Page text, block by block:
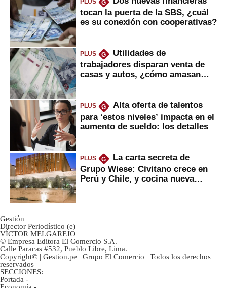
PLUS G
tocan la puerta de la SBS, ¿cuál
es su conexión con cooperativas?
PLUS G
Utilidades de
trabajadores disparan venta de
casas y autos, ¿cómo amasan
PLUS G
Alta oferta de talentos
para ‘estos niveles’ impacta en el
aumento de sueldo: los detalles
PLUS G
La carta secreta de
Grupo Wiese: Civitano crece en
Perú y Chile, y cocina nueva
Gestión
Director Periodístico (e)
VÍCTOR MELGAREJO
© Empresa Editora El Comercio S.A.
Calle Paracas #532, Pueblo Libre, Lima.
Copyright© | Gestion.pe | Grupo El Comercio | Todos los derechos
reservados
SECCIONES:
Portada -